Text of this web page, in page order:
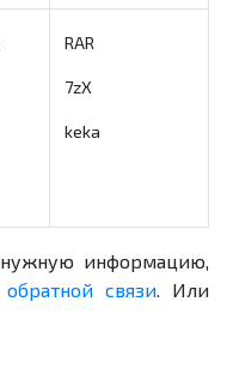
RAR
7zX
keka
информацию,
связи. Или